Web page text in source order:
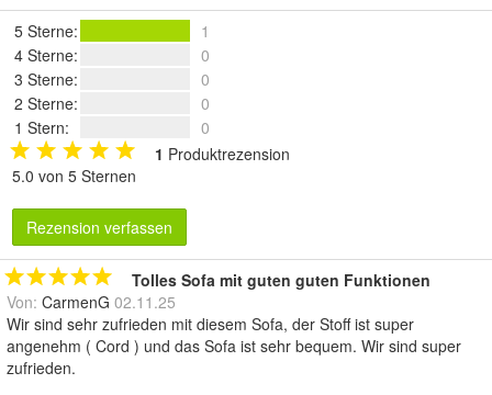
5 Sterne:
1
4 Sterne:
0
3 Sterne:
0
2 Sterne:
0
1 Stern:
0
1 Produktrezension
5.0 von 5 Sternen
Rezension verfassen
Tolles Sofa mit guten guten Funktionen
Von: CarmenG 02.11.25
Wir sind sehr zufrieden mit diesem Sofa, der Stoff ist super
angenehm ( Cord ) und das Sofa ist sehr bequem. Wir sind super
zufrieden.